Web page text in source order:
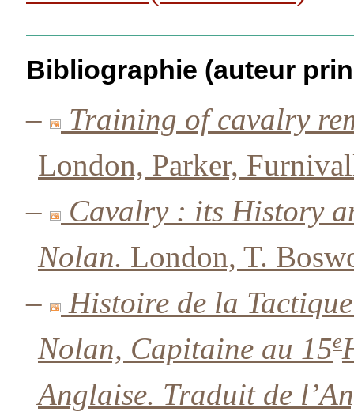
Bibliographie (auteur
–
Training of cavalry
London, Parker,
–
Cavalry : its History
Nolan. London, T.
–
Histoire de la
Nolan, Capitaine au 15e
Anglaise. Traduit de